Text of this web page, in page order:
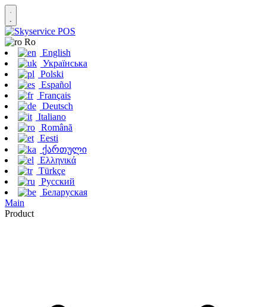
Ro
English
Українська
Polski
Español
Français
Deutsch
Italiano
Română
Eesti
ქართული
Ελληνικά
Türkçe
Русский
Беларуская
Main
Product